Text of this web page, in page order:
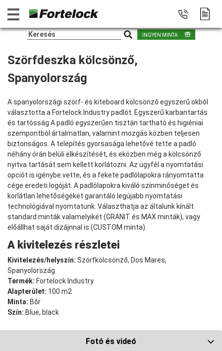
INGYEN MINTA
Szörfdeszka kölcsönző,
Spanyolország
A spanyolországi szörf- és kiteboard kölcsönző egyszerű okból
választotta a Fortelock Industry padlót. Egyszerű karbantartás
és tartósság A padló egyszerűen tisztán tartható és higiéniai
szempontból ártalmatlan, valamint mozgás közben teljesen
biztonságos. A telepítés gyorsasága lehetővé tette a padló
néhány órán belüli elkészítését, és eközben még a kölcsönző
nyitva tartását sem kellett korlátozni. Az ügyfél a nyomtatási
opciót is igénybe vette, és a fekete padlólapokra rányomtatta
cége eredeti logóját. A padlólapokra kiváló színminőséget és
korlátlan lehetőségeket garantáló legújabb nyomtatási
technológiával nyomtatunk. Választhatja az általunk kínált
standard minták valamelyikét (GRANIT és MAX minták), vagy
előállhat saját dizájnnal is (CUSTOM minta).
A kivitelezés részletei
Kivitelezés/helyszín: Szörfkölcsönző, Dos Mares,
Spanyolország
Termék: Fortelock Industry
Alapterület: 100 m2
Minta: Bőr
Szín: Blue, black
Fotó és videó